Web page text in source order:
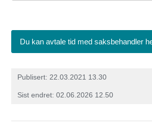
Du kan avtale tid med saksbehandler
Publisert 22.03.2021 13.30
Sist endret 02.06.2026 12.50